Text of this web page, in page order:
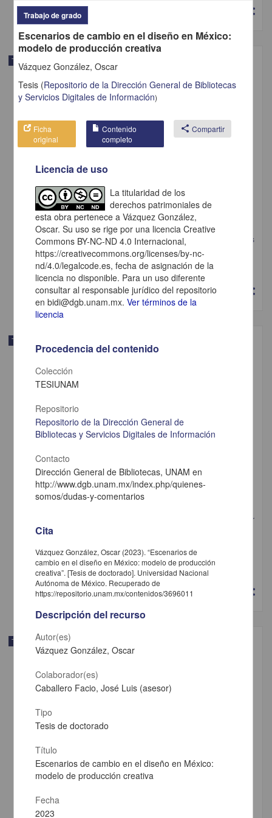
share
Trabajo de grado
Alternativas estructurales de encuadernación para proyectos editoriales
Portillo Venegas, Alicia
Artes y Humanidades
share
Trabajo de grado
Ejercicios de búsqueda más de cuarenta años después. retratos a partir
de las fotografías de personas que han sido secuestradas y
Arias Vicuña, Lola Dolores Isabel
Artes y Humanidades
share
Trabajo de grado
Trabajo de grado
Escenarios de cambio en el diseño en México:
modelo de producción creativa
Vázquez González, Oscar
Tesis (Repositorio de la Dirección General de Bibliotecas
y Servicios Digitales de Información)
Ficha
original
Contenido
completo
share Compartir
Licencia de uso
La titularidad de los
derechos patrimoniales de
esta obra pertenece a Vázquez González,
Oscar. Su uso se rige por una licencia Creative
Commons BY-NC-ND 4.0 Internacional,
https://creativecommons.org/licenses/by-nc-
nd/4.0/legalcode.es, fecha de asignación de la
licencia no disponible. Para un uso diferente
consultar al responsable jurídico del repositorio
en bidi@dgb.unam.mx.Ver términos de la
licencia
Procedencia del contenido
Colección
TESIUNAM
Repositorio
Repositorio de la Dirección General de
Bibliotecas y Servicios Digitales de Información
Contacto
Dirección General de Bibliotecas, UNAM en
http://www.dgb.unam.mx/index.php/quienes-
somos/dudas-y-comentarios
Cita
Vázquez González, Oscar (2023). “Escenarios de
cambio en el diseño en México: modelo de producción
creativa”. [Tesis de doctorado]. Universidad Nacional
Autónoma de México. Recuperado de
https://repositorio.unam.mx/contenidos/3696011
Descripción del recurso
Autor(es)
Vázquez González, Oscar
Colaborador(es)
Caballero Facio, José Luis (asesor)
Tipo
Tesis de doctorado
Título
Escenarios de cambio en el diseño en México:
modelo de producción creativa
Fecha
2023